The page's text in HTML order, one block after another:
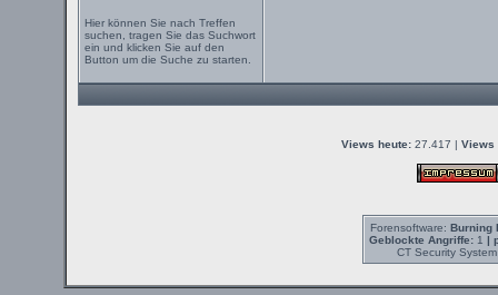
Hier können Sie nach Treffen
suchen, tragen Sie das Suchwort
ein und klicken Sie auf den
Button um die Suche zu starten.
Views heute: 27.417 | Views
Forensoftware: Burning
Geblockte Angriffe:1 |
CT Security